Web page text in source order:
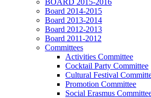
BOARD 2015-2016
Board 2014-2015
Board 2013-2014
Board 2012-2013
Board 2011-2012
Committees
Activities Committee
Cocktail Party Committee
Cultural Festival
Promotion Committee
Social Erasmus